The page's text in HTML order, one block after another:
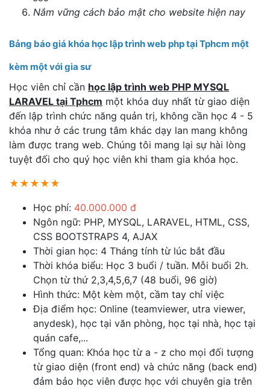
Nắm vững cách bảo mật cho website hiện nay
Bảng báo giá khóa học lập trình web php tại Tphcm một
kèm một với gia sư
Học viên chỉ cần học lập trình web PHP MYSQL
LARAVEL tại Tphcm một khóa duy nhất từ giao diện
đến lập trình chức năng quản trị, không cần học 4 - 5
khóa như ở các trung tâm khác dạy lan mang không
làm được trang web. Chúng tôi mang lại sự hài lòng
tuyệt đối cho quý học viên khi tham gia khóa học.
★★★★★
Học phí: 40.000.000 đ
Ngôn ngữ: PHP, MYSQL, LARAVEL, HTML, CSS,
CSS BOOTSTRAPS 4, AJAX
Thời gian học: 4 Tháng tính từ lúc bắt đầu
Thời khóa biểu: Học 3 buổi / tuần. Mỗi buổi 2h.
Chọn từ thứ 2,3,4,5,6,7 (48 buổi, 96 giờ)
Hình thức: Một kèm một, cầm tay chỉ việc
Địa điểm học: Online (teamviewer, utra viewer,
anydesk), học tại văn phòng, học tại nhà, học tại
quán cafe,...
Tổng quan: Khóa học từ a - z cho mọi đối tượng
từ giao diện (front end) và chức năng (back end)
đảm bảo học viên được học với chuyên gia trên